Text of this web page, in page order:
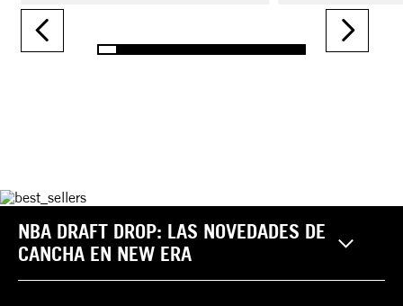
NBA DRAFT DROP: LAS NOVEDADES DE
CANCHA EN NEW ERA